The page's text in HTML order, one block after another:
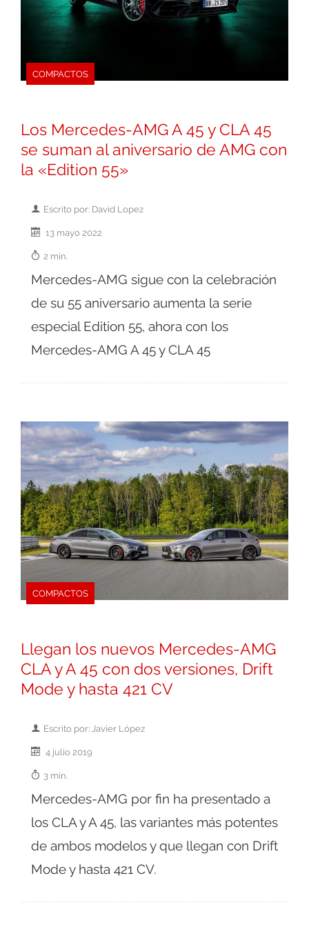
COMPACTOS
Los Mercedes-AMG A 45 y CLA 45
se suman al aniversario de AMG con
la «Edition 55»
Escrito por: David Lopez
13 mayo 2022
2 min.
Mercedes-AMG sigue con la celebración
de su 55 aniversario aumenta la serie
especial Edition 55, ahora con los
Mercedes-AMG A 45 y CLA 45
COMPACTOS
Llegan los nuevos Mercedes-AMG
CLA y A 45 con dos versiones, Drift
Mode y hasta 421 CV
Escrito por: Javier López
4 julio 2019
3 min.
Mercedes-AMG por fin ha presentado a
los CLA y A 45, las variantes más potentes
de ambos modelos y que llegan con Drift
Mode y hasta 421 CV.